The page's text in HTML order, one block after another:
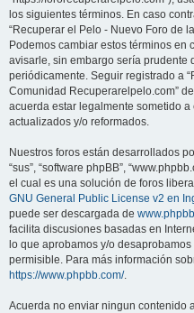
los siguientes términos. En caso
“Recuperar el Pelo - Nuevo Foro de
Podemos cambiar estos términos
avisarle, sin embargo sería prudente
periódicamente. Seguir registrado a
Comunidad Recuperarelpelo.com”
acuerda estar legalmente sometido
actualizados y/o reformados.
Nuestros foros están desarrollados
“sus”, “software phpBB”,
el cual es una solución de foros
GNU General Public License v2 en
puede ser descargada de
facilita discusiones basadas en
lo que aprobamos y/o
permisible. Para más información
https://www.phpbb.com/.
Acuerda no enviar ningun contenido